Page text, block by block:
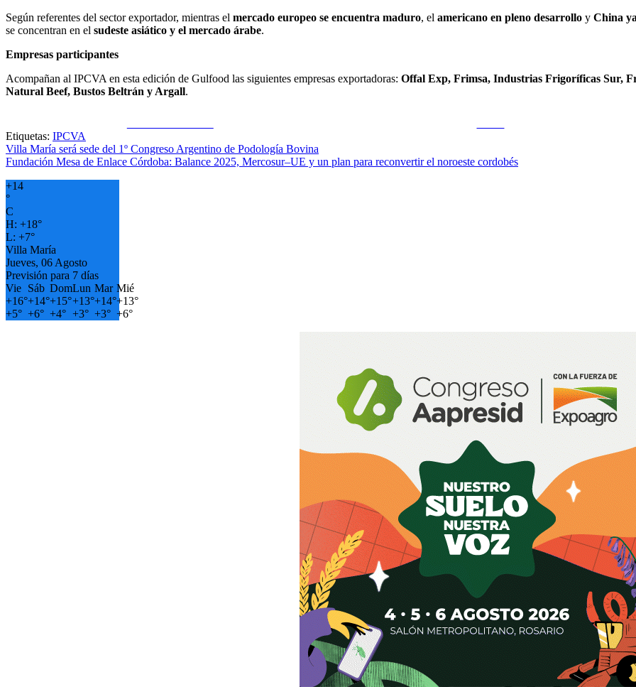
Según referentes del sector exportador, mientras el mercado europeo se encuentra maduro, el americano en pleno desarrollo y China
se concentran en el sudeste asiático y el mercado árabe.
Empresas participantes
Acompañan al IPCVA en esta edición de Gulfood las siguientes empresas exportadoras: Offal Exp, Frimsa, Industrias Frigoríficas Sur,
Natural Beef, Bustos Beltrán y Argall.
Etiquetas: IPCVA
Navegación
de
entradas
Villa María será sede del 1º Congreso Argentino de Podología Bovina
Fundación Mesa de Enlace Córdoba: Balance 2025, Mercosur–UE y un plan para reconvertir el noroeste cordobés
+14
°
C
H: +18°
L: +7°
Villa María
Jueves, 06 Agosto
Previsión para 7 días
Vie Sáb DomLun Mar Mié
+16°+14°+15°+13°+14°+13°
+5° +6° +4° +3° +3° +6°